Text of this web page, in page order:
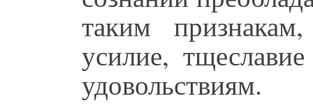
таким
усилие,
удовольствиям.